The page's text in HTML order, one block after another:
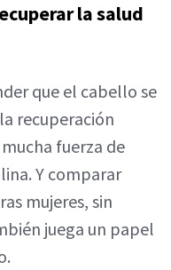
la salud
que el cabello se
recuperación
fuerza de
Y comparar
mujeres, sin
juega un papel